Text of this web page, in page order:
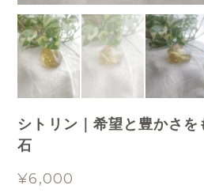
シトリン｜希望と豊かさ
石
¥6,000